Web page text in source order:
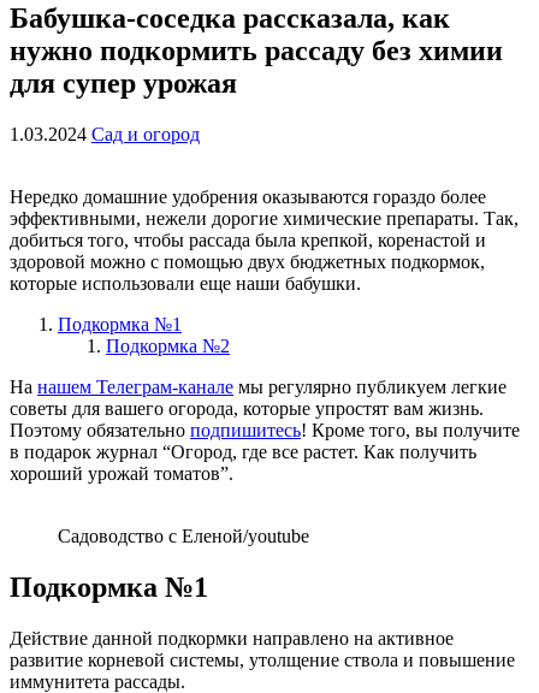
Бабушка-соседка рассказала, как
нужно подкормить рассаду без химии
для супер урожая
1.03.2024 Сад и огород
Нередко домашние удобрения оказываются гораздо более
эффективными, нежели дорогие химические препараты. Так,
добиться того, чтобы рассада была крепкой, коренастой и
здоровой можно с помощью двух бюджетных подкормок,
которые использовали еще наши бабушки.
Подкормка №1
Подкормка №2
На нашем Телеграм-канале мы регулярно публикуем легкие
советы для вашего огорода, которые упростят вам жизнь.
Поэтому обязательно подпишитесь! Кроме того, вы получите
в подарок журнал “Огород, где все растет. Как получить
хороший урожай томатов”.
Садоводство с Еленой/youtube
Подкормка №1
Действие данной подкормки направлено на активное
развитие корневой системы, утолщение ствола и повышение
иммунитета рассады.